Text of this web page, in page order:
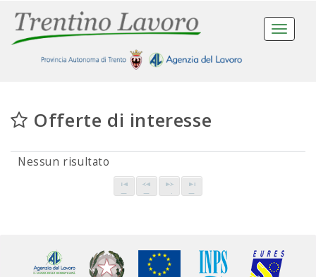
Toggle
Offerte di interesse
Nessun risultato